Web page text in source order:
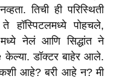
तिची ही परिस्थिती
हॉस्पिटलमध्ये पोहचले,
नेलं आणि सिद्धांत ने
केल्या. डॉक्टर बाहेर आले.
आहे? बरी आहे न? मी